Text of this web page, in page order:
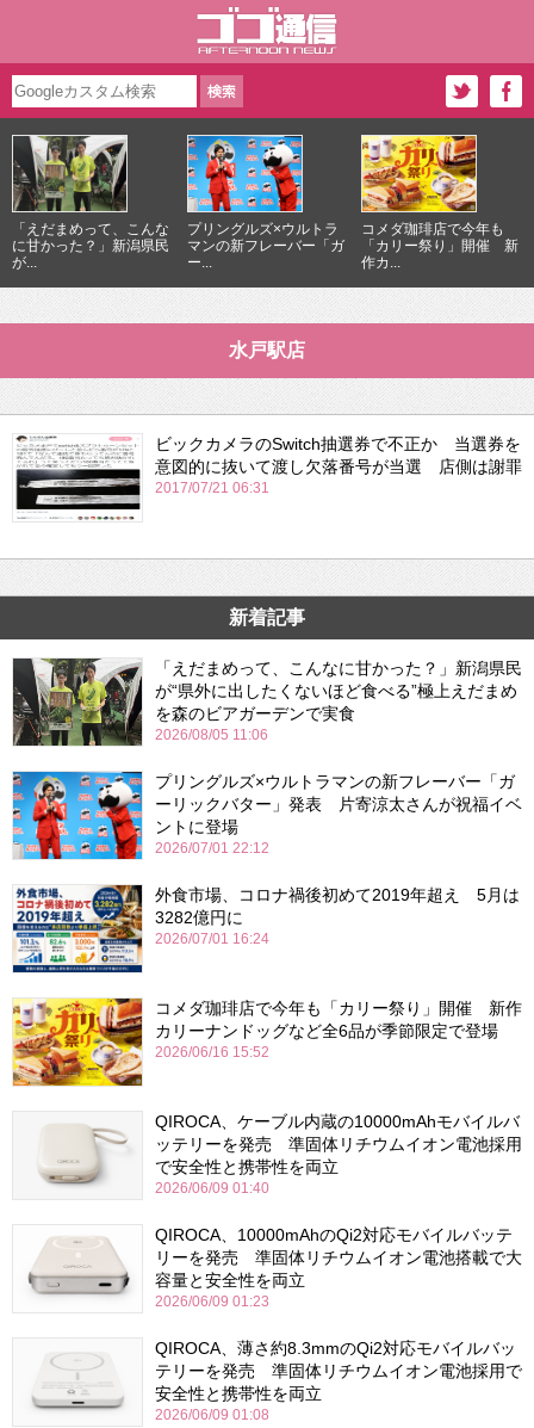
「えだまめって、こんな
に甘かった？」新潟県民
が...
プリングルズ×ウルトラ
マンの新フレーバー「ガ
ー...
コメダ珈琲店で今年も
「カリー祭り」開催 新
作カ...
水戸駅店
ビックカメラのSwitch抽選券で不正か 当選券を
意図的に抜いて渡し欠落番号が当選 店側は謝罪
2017/07/21 06:31
新着記事
「えだまめって、こんなに甘かった？」新潟県民
が“県外に出したくないほど食べる”極上えだまめ
を森のビアガーデンで実食
2026/08/05 11:06
プリングルズ×ウルトラマンの新フレーバー「ガ
ーリックバター」発表 片寄涼太さんが祝福イベ
ントに登場
2026/07/01 22:12
外食市場、コロナ禍後初めて2019年超え 5月は
3282億円に
2026/07/01 16:24
コメダ珈琲店で今年も「カリー祭り」開催 新作
カリーナンドッグなど全6品が季節限定で登場
2026/06/16 15:52
QIROCA、ケーブル内蔵の10000mAhモバイルバ
ッテリーを発売 準固体リチウムイオン電池採用
で安全性と携帯性を両立
2026/06/09 01:40
QIROCA、10000mAhのQi2対応モバイルバッテ
リーを発売 準固体リチウムイオン電池搭載で大
容量と安全性を両立
2026/06/09 01:23
QIROCA、薄さ約8.3mmのQi2対応モバイルバッ
テリーを発売 準固体リチウムイオン電池採用で
安全性と携帯性を両立
2026/06/09 01:08